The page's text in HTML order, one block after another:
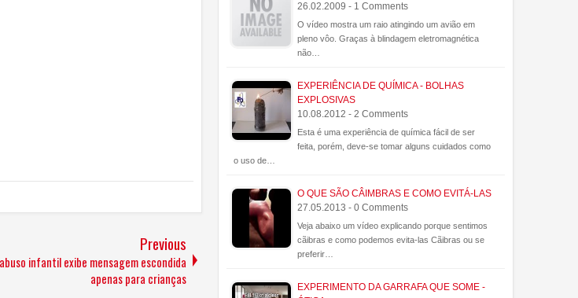
Previous
infantil exibe mensagem escondida
apenas para crianças
26.02.2009 - 1 Comments
O vídeo mostra um raio atingindo um avião em
pleno vôo. Graças à blindagem eletromagnética
não…
EXPERIÊNCIA DE QUÍMICA - BOLHAS
EXPLOSIVAS
10.08.2012 - 2 Comments
Esta é uma experiência de química fácil de ser
feita, porém, deve-se tomar alguns cuidados como
o uso de…
O QUE SÃO CÂIMBRAS E COMO EVITÁ-LAS
27.05.2013 - 0 Comments
Veja abaixo um vídeo explicando porque sentimos
cãibras e como podemos evita-las Cãibras ou se
preferir…
EXPERIMENTO DA GARRAFA QUE SOME -